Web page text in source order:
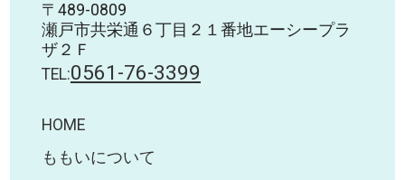
〒489-0809
瀬戸市共栄通６丁目２１番地エーシープラ
ザ２Ｆ
TEL:0561-76-3399
HOME
ももいについて